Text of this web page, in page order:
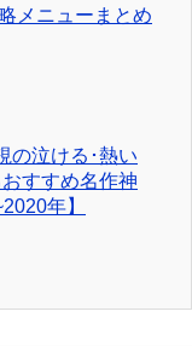
メニューまとめ
の泣ける･熱い
すすめ名作神
年】